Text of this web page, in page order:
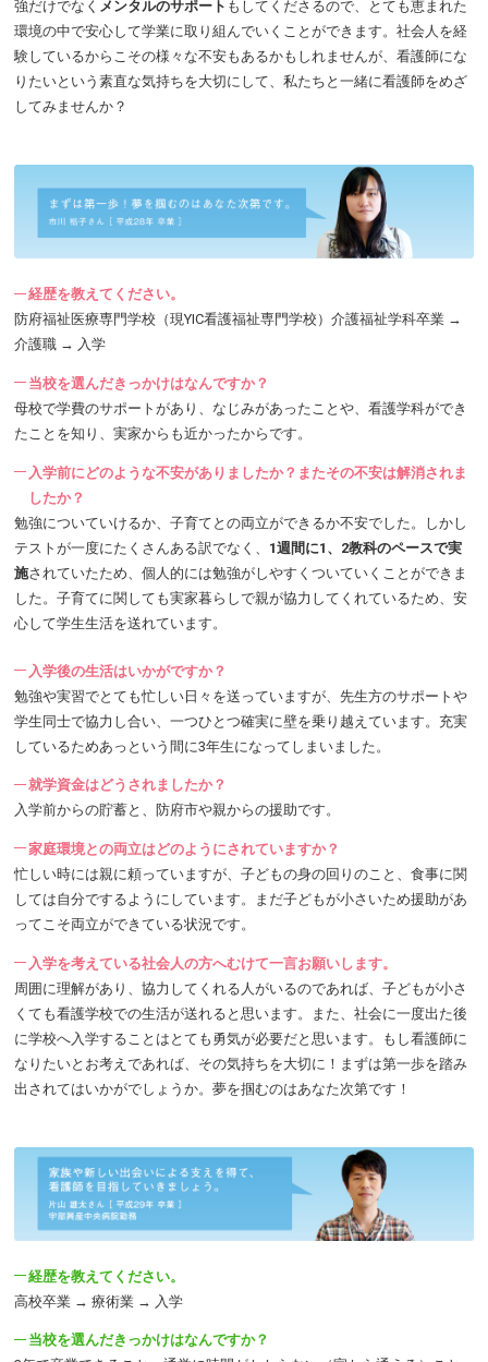
強だけでなく メンタルのサポート もしてくださるので、とても恵まれた
環境の中で安心して学業に取り組んでいくことができます。社会人を経
験しているからこその様々な不安もあるかもしれませんが、看護師にな
りたいという素直な気持ちを大切にして、私たちと一緒に看護師をめざ
してみませんか？
経歴を教えてください。
防府福祉医療専門学校（現YIC看護福祉専門学校）介護福祉学科卒業 →
介護職 → 入学
当校を選んだきっかけはなんですか？
母校で学費のサポートがあり、なじみがあったことや、看護学科ができ
たことを知り、実家からも近かったからです。
入学前にどのような不安がありましたか？またその不安は解消されま
したか？
勉強についていけるか、子育てとの両立ができるか不安でした。しかし
テストが一度にたくさんある訳でなく、 1週間に1、2教科のペースで実
施されていたため、個人的には勉強がしやすくついていくことができま
した。子育てに関しても実家暮らしで親が協力してくれているため、安
心して学生生活を送れています。
入学後の生活はいかがですか？
勉強や実習でとても忙しい日々を送っていますが、先生方のサポートや
学生同士で協力し合い、一つひとつ確実に壁を乗り越えています。充実
しているためあっという間に3年生になってしまいました。
就学資金はどうされましたか？
入学前からの貯蓄と、防府市や親からの援助です。
家庭環境との両立はどのようにされていますか？
忙しい時には親に頼っていますが、子どもの身の回りのこと、食事に関
しては自分でするようにしています。まだ子どもが小さいため援助があ
ってこそ両立ができている状況です。
入学を考えている社会人の方へむけて一言お願いします。
周囲に理解があり、協力してくれる人がいるのであれば、子どもが小さ
くても看護学校での生活が送れると思います。また、社会に一度出た後
に学校へ入学することはとても勇気が必要だと思います。もし看護師に
なりたいとお考えであれば、その気持ちを大切に！まずは第一歩を踏み
出されてはいかがでしょうか。夢を掴むのはあなた次第です！
経歴を教えてください。
高校卒業 → 療術業 → 入学
当校を選んだきっかけはなんですか？